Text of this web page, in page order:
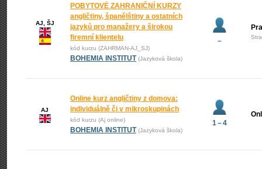
AJ, ŠJ
POBYTOVÉ ZAHRANIČNÍ KURZY
angličtiny, španělštiny a ostatních
jazyků pro manažery a širokou
firemní klientelu
kód kurzu (ZAHRMAN-AJ_SJ)
BOHEMIA INSTITUT (Jazyková škola)
–
AJ
Online kurz angličtiny z domova:
individuálně či v mikroskupinách
kód kurzu (Aj online)
BOHEMIA INSTITUT (Jazyková škola)
1 – 4